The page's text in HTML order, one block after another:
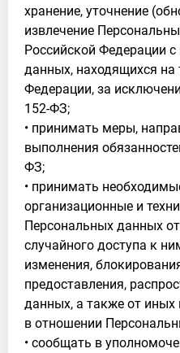
хранение, уточнение
извлечение
Российской Федерации
данных, находящихся на
Федерации, за
152-ФЗ;
• принимать меры,
выполнения
ФЗ;
• принимать
организационные и
Персональных данных
случайного доступа к
изменения,
предоставления,
данных, а также от
в отношении
• сообщать в